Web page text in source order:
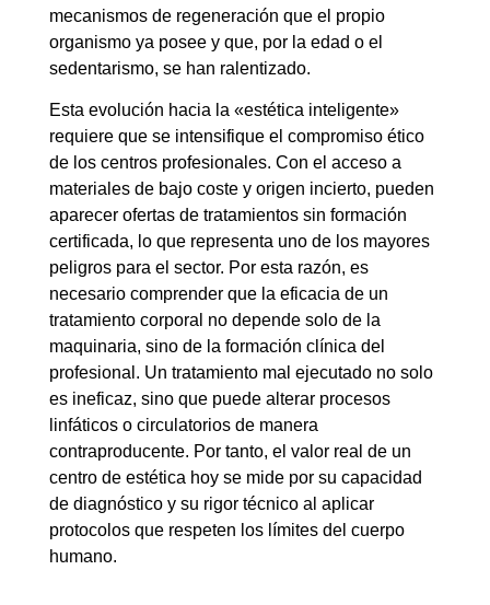
mecanismos de regeneración que el propio
organismo ya posee y que, por la edad o el
sedentarismo, se han ralentizado.
Esta evolución hacia la «estética inteligente»
requiere que se intensifique el compromiso ético
de los centros profesionales. Con el acceso a
materiales de bajo coste y origen incierto, pueden
aparecer ofertas de tratamientos sin formación
certificada, lo que representa uno de los mayores
peligros para el sector. Por esta razón, es
necesario comprender que la eficacia de un
tratamiento corporal no depende solo de la
maquinaria, sino de la formación clínica del
profesional. Un tratamiento mal ejecutado no solo
es ineficaz, sino que puede alterar procesos
linfáticos o circulatorios de manera
contraproducente. Por tanto, el valor real de un
centro de estética hoy se mide por su capacidad
de diagnóstico y su rigor técnico al aplicar
protocolos que respeten los límites del cuerpo
humano.